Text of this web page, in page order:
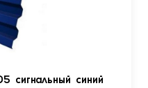
сигнальный синий